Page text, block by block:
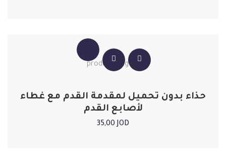
حذاء بدون تحميل لمقدمة القدم مع غطاء
لأصابع القدم
35,00JOD